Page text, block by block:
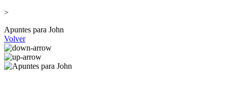
>
Apuntes para John
Volver